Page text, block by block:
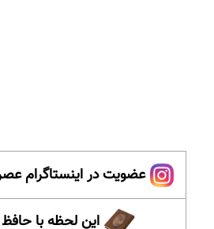
عضویت در اینستاگرام
این لحظه با حافظ